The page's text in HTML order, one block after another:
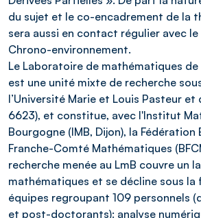
du sujet et le co-encadrement de la
sera aussi en contact régulier avec
Chrono-environnement.
Le Laboratoire de mathématiques de
est une unité mixte de recherche
l’Université Marie et Louis Pasteur et
6623), et constitue, avec l'Institut
Bourgogne (IMB, Dijon), la Fédération
Franche-Comté Mathématiques
recherche menée au LmB couvre un
mathématiques et se décline sous la
équipes regroupant 109 personnels
et post-doctorants): analyse